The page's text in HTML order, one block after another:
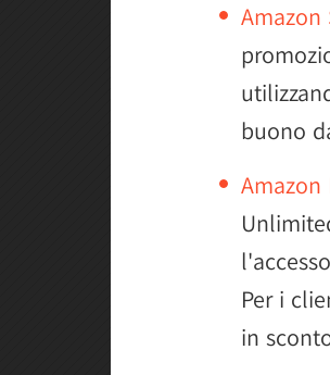
Amazon
buono
Per i
in